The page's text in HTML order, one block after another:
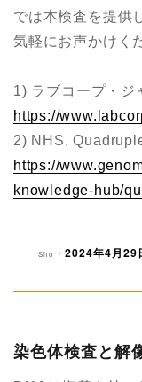
では本検査を提供
気軽にお声かけく
1) ラブコープ・
https://
2) NHS.
https://
knowledge-hub/
投
Sho
投
2024年4月29
染色体検査と解